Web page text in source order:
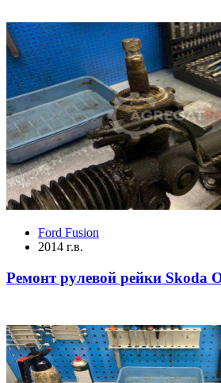
Ford Fusion
2014 г.в.
Ремонт рулевой рейки Skoda